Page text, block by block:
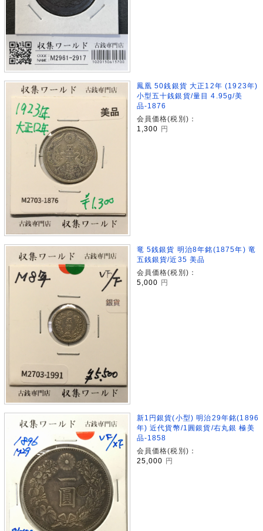
鳳凰 50銭銀貨 大正12年 (1923年)
小型五十銭銀貨/量目 4.95g/美
品-1876
会員価格(税別)：
1,300
円
竜 5銭銀貨 明治8年銘(1875年) 竜
五銭銀貨/近35 美品
会員価格(税別)：
5,000
円
新1円銀貨(小型) 明治29年銘(1896
年) 近代貨幣/1圓銀貨/右丸銀 極美
品-1858
会員価格(税別)：
25,000 円